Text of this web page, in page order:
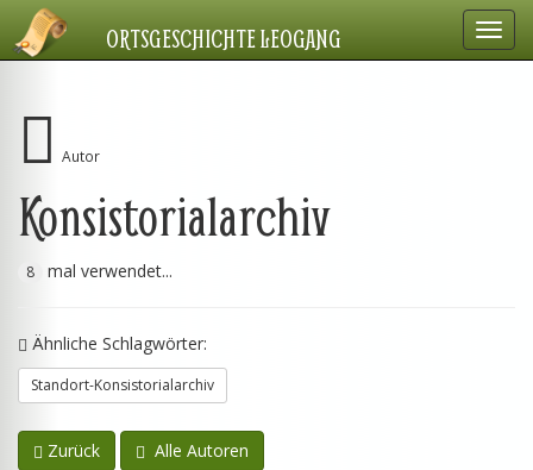
ORTSGESCHICHTE LEOGANG
Autor
Konsistorialarchiv
8 mal verwendet...
Ähnliche Schlagwörter:
Standort-Konsistorialarchiv
Zurück Alle Autoren